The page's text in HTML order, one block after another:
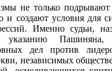
не только подрывают
и создают условия для
Именно судьи,
Пашиняна,
дел против
независимых